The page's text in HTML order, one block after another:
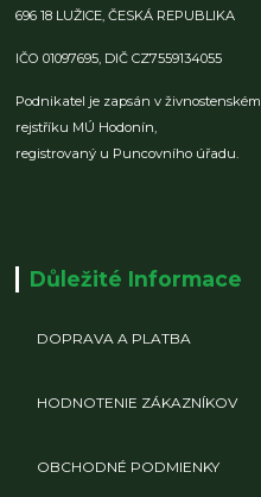
696 18 LUŽICE,ČESKÁ REPUBLIKA
IČO 01097695, DIČ CZ7559134055
Podnikatel je zapsán v živnostenském
rejstříku MÚ Hodonín,
registrovaný u Puncovního úřadu.
Důležité Informace
DOPRAVA A PLATBA
HODNOTENIE ZÁKAZNÍKOV
OBCHODNÉ PODMIENKY